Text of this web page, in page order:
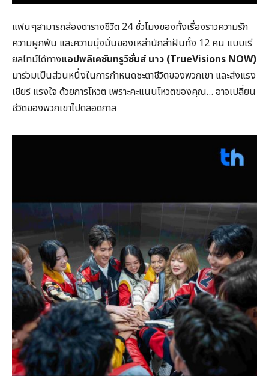
แฟนๆสามารถส่องตารางชีวิต 24 ชั่วโมงของทั้งเรื่องราวความรัก
ความผูกพัน และความมุ่งมั่นของเหล่านักล่าฝันทั้ง 12 คน แบบเรี
ยลไทม์ได้ทางแอปพลิเคชันทรูวิชั่นส์ นาว (TrueVisions NOW)
มาร่วมเป็นส่วนหนึ่งในการกำหนดชะตาชีวิตของพวกเขา และส่งแรง
เชียร์ แรงใจ ด้วยการโหวต เพราะคะแนนโหวตของคุณ… อาจเปลี่ยน
ชีวิตของพวกเขาไปตลอดกาล